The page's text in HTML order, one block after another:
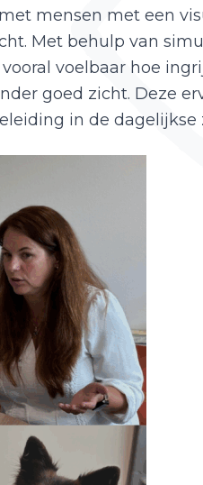
mensen met een
Met behulp van
voelbaar hoe
goed zicht. Deze
in de dagelijkse